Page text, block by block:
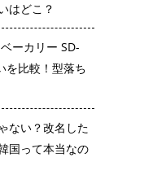
はどこ？
ーカリー SD-
を比較！型落ち
ない？改名した
国って本当なの